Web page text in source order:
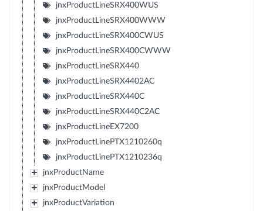
jnxProductLineSRX400WUS
jnxProductLineSRX400WWW
jnxProductLineSRX400CWUS
jnxProductLineSRX400CWWW
jnxProductLineSRX440
jnxProductLineSRX4402AC
jnxProductLineSRX440C
jnxProductLineSRX440C2AC
jnxProductLineEX7200
jnxProductLinePTX1210260q
jnxProductLinePTX1210236q
jnxProductName
jnxProductModel
jnxProductVariation